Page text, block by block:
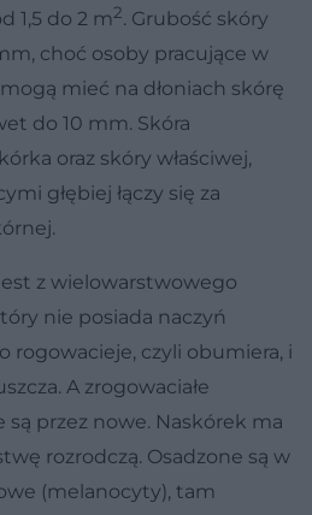
1,5 do 2 m2. Grubość skóry
choć osoby pracujące w
mieć na dłoniach skórę
do 10 mm. Skóra
oraz skóry właściwej,
głębiej łączy się za
z wielowarstwowego
nie posiada naczyń
rogowacieje, czyli obumiera, i
A zrogowaciałe
przez nowe. Naskórek ma
rozrodczą. Osadzone są w
(melanocyty), tam